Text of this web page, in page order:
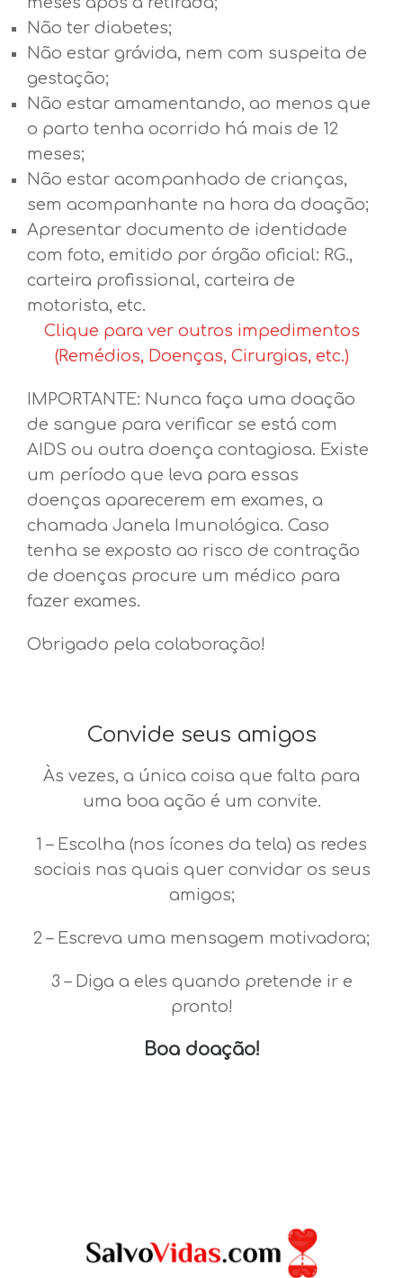
Não ter diabetes;
Não estar grávida, nem com suspeita de
gestação;
Não estar amamentando, ao menos que
o parto tenha ocorrido há mais de 12
meses;
Não estar acompanhado de crianças,
sem acompanhante na hora da doação;
Apresentar documento de identidade
com foto, emitido por órgão oficial: RG.,
carteira profissional, carteira de
motorista, etc.
Clique para ver outros impedimentos
(Remédios, Doenças, Cirurgias, etc.)
IMPORTANTE: Nunca faça uma doação
de sangue para verificar se está com
AIDS ou outra doença contagiosa. Existe
um período que leva para essas
doenças aparecerem em exames, a
chamada Janela Imunológica. Caso
tenha se exposto ao risco de contração
de doenças procure um médico para
fazer exames.
Obrigado pela colaboração!
Convide seus amigos
Às vezes, a única coisa que falta para
uma boa ação é um convite.
1 – Escolha (nos ícones da tela) as redes
sociais nas quais quer convidar os seus
amigos;
2 – Escreva uma mensagem motivadora;
3 – Diga a eles quando pretende ir e
pronto!
Boa doação!